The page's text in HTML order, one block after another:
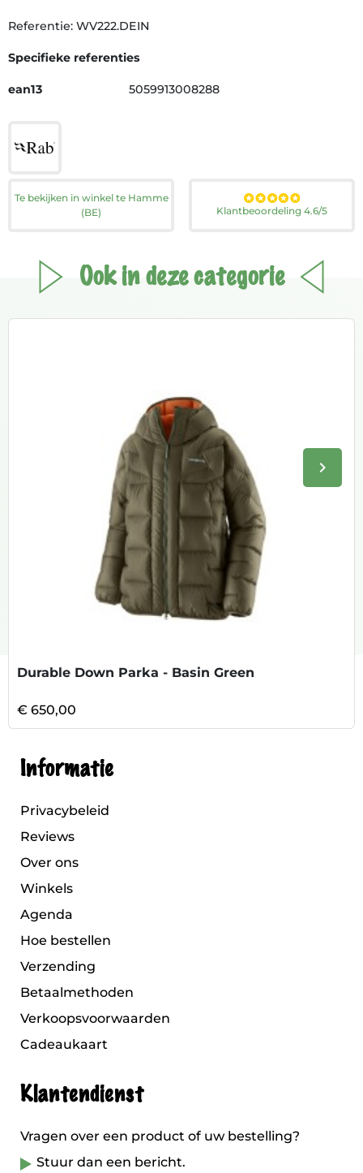
Referentie: WV222.DEIN
Specifieke referenties
ean13 5059913008288
Te bekijken in winkel te Hamme
(BE)
Klantbeoordeling 4.6/5
Ook in deze categorie
keyboard_arrow_right
Durable Down Parka - Basin Green
€ 650,00
Informatie
Privacybeleid
Reviews
Over ons
Winkels
Agenda
Hoe bestellen
Verzending
Betaalmethoden
Verkoopsvoorwaarden
Cadeaukaart
Klantendienst
Vragen over een product of uw bestelling?
Stuur dan een bericht.